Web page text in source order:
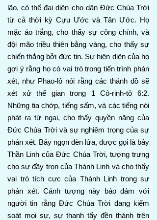
lão, có thể đại diện cho dân Đức Chúa Trời
từ cả thời kỳ Cựu Ước và Tân Ước. Họ
mặc áo trắng, cho thấy sự công chính, và
đội mão triều thiên bằng vàng, cho thấy sự
chiến thắng bởi đức tin. Sự hiện diện của họ
gợi ý rằng họ có vai trò trong tiến trình phán
xét, như Phao-lô nói rằng các thánh đồ sẽ
xét xử thế gian trong 1 Cô-rinh-tô 6:2.
Những tia chớp, tiếng sấm, và các tiếng nói
phát ra từ ngai, cho thấy quyền năng của
Đức Chúa Trời và sự nghiêm trọng của sự
phán xét. Bảy ngọn đèn lửa, được gọi là bảy
Thần Linh của Đức Chúa Trời, tượng trưng
cho sự đầy trọn của Thánh Linh và cho thấy
vai trò tích cực của Thánh Linh trong sự
phán xét. Cảnh tượng này bảo đảm với
người tin rằng Đức Chúa Trời đang kiểm
soát mọi sự, sự thanh tẩy đền thánh trên